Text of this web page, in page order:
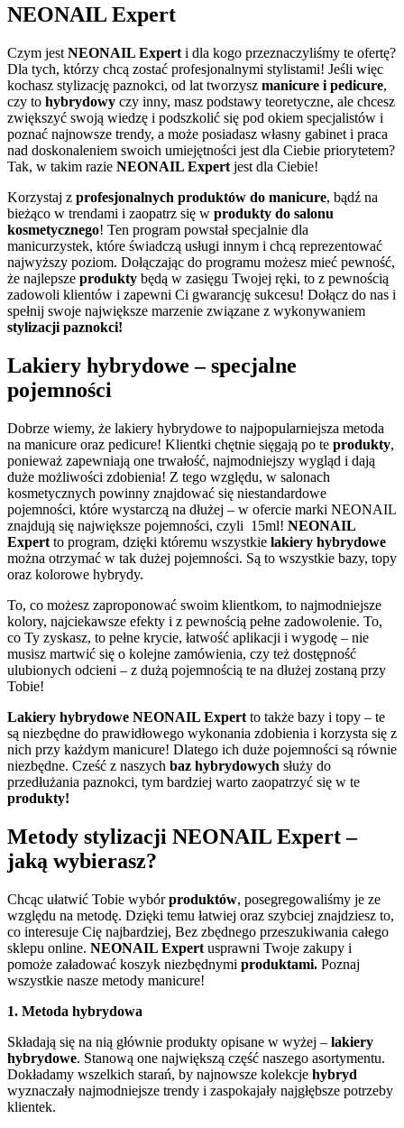
NEONAIL Expert
Czym jest NEONAIL Expert i dla kogo przeznaczyliśmy te ofertę?
Dla tych, którzy chcą zostać profesjonalnymi stylistami! Jeśli więc
kochasz stylizację paznokci, od lat tworzysz manicure i pedicure,
czy to hybrydowy czy inny, masz podstawy teoretyczne, ale chcesz
zwiększyć swoją wiedzę i podszkolić się pod okiem specjalistów i
poznać najnowsze trendy, a może posiadasz własny gabinet i praca
nad doskonaleniem swoich umiejętności jest dla Ciebie priorytetem?
Tak, w takim razie NEONAIL Expert jest dla Ciebie!
Korzystaj z profesjonalnych produktów do manicure, bądź na
bieżąco w trendami i zaopatrz się w produkty do salonu
kosmetycznego! Ten program powstał specjalnie dla
manicurzystek, które świadczą usługi innym i chcą reprezentować
najwyższy poziom. Dołączając do programu możesz mieć pewność,
że najlepsze produkty będą w zasięgu Twojej ręki, to z pewnością
zadowoli klientów i zapewni Ci gwarancję sukcesu! Dołącz do nas i
spełnij swoje największe marzenie związane z wykonywaniem
stylizacji paznokci!
Lakiery hybrydowe – specjalne
pojemności
Dobrze wiemy, że lakiery hybrydowe to najpopularniejsza metoda
na manicure oraz pedicure! Klientki chętnie sięgają po te produkty,
ponieważ zapewniają one trwałość, najmodniejszy wygląd i dają
duże możliwości zdobienia! Z tego względu, w salonach
kosmetycznych powinny znajdować się niestandardowe
pojemności, które wystarczą na dłużej – w ofercie marki NEONAIL
znajdują się największe pojemności, czyli 15ml! NEONAIL
Expert to program, dzięki któremu wszystkie lakiery hybrydowe
można otrzymać w tak dużej pojemności. Są to wszystkie bazy, topy
oraz kolorowe hybrydy.
To, co możesz zaproponować swoim klientkom, to najmodniejsze
kolory, najciekawsze efekty i z pewnością pełne zadowolenie. To,
co Ty zyskasz, to pełne krycie, łatwość aplikacji i wygodę – nie
musisz martwić się o kolejne zamówienia, czy też dostępność
ulubionych odcieni – z dużą pojemnością te na dłużej zostaną przy
Tobie!
Lakiery hybrydowe NEONAIL Expert to także bazy i topy – te
są niezbędne do prawidłowego wykonania zdobienia i korzysta się z
nich przy każdym manicure! Dlatego ich duże pojemności są równie
niezbędne. Cześć z naszych baz hybrydowych służy do
przedłużania paznokci, tym bardziej warto zaopatrzyć się w te
produkty!
Metody stylizacji NEONAIL Expert –
jaką wybierasz?
Chcąc ułatwić Tobie wybórproduktów, posegregowaliśmy je ze
względu na metodę. Dzięki temu łatwiej oraz szybciej znajdziesz to,
co interesuje Cię najbardziej, Bez zbędnego przeszukiwania całego
sklepu online. NEONAIL Expert usprawni Twoje zakupy i
pomoże załadować koszyk niezbędnymi produktami. Poznaj
wszystkie nasze metody manicure!
1. Metoda hybrydowa
Składają się na nią głównie produkty opisane w wyżej – lakiery
hybrydowe. Stanową one największą część naszego asortymentu.
Dokładamy wszelkich starań, by najnowsze kolekcje hybryd
wyznaczały najmodniejsze trendy i zaspokajały najgłębsze potrzeby
klientek.